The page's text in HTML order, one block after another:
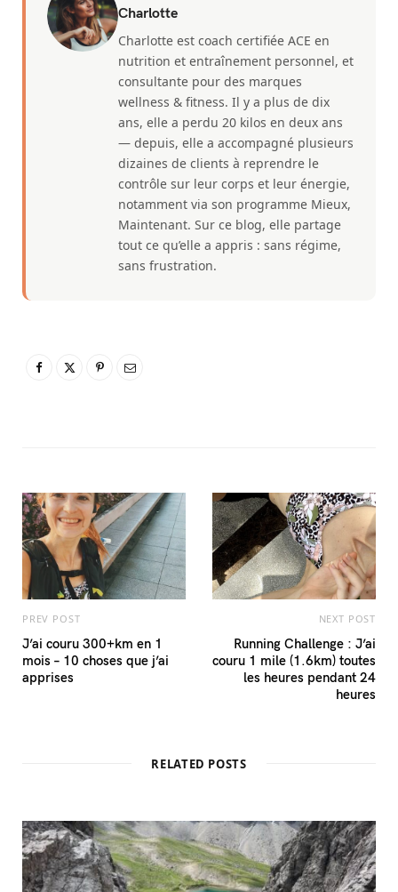
Charlotte
Charlotte est coach certifiée ACE en
nutrition et entraînement personnel, et
consultante pour des marques
wellness & fitness. Il y a plus de dix
ans, elle a perdu 20 kilos en deux ans
— depuis, elle a accompagné plusieurs
dizaines de clients à reprendre le
contrôle sur leur corps et leur énergie,
notamment via son programme Mieux,
Maintenant. Sur ce blog, elle partage
tout ce qu’elle a appris : sans régime,
sans frustration.
PREV POST
J’ai couru 300+km en 1
mois – 10 choses que j’ai
apprises
NEXT POST
Running Challenge : J’ai
couru 1 mile (1.6km) toutes
les heures pendant 24
heures
RELATED POSTS